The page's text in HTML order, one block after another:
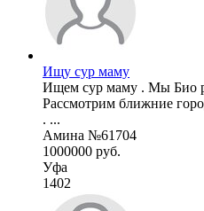
Ищу сур маму
Ищем сур маму . Мы Био
Рассмотрим ближние
. ...
Амина №61704
1000000 руб.
Уфа
1402